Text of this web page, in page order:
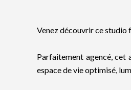
Venez découvrir ce studio
Parfaitement agencé, cet
espace de vie optimisé,